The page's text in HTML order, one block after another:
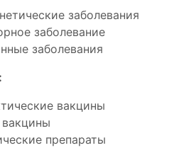
заболевания
заболевание
заболевания
вакцины
препараты